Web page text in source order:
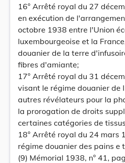
16° Arrêté royal du 27
en exécution de
octobre 1938 entre l'Union
luxembourgeoise et la
douanier de la terre
fibres d'amiante;
17° Arrêté royal du 31
visant le régime douanier de
autres révélateurs pour la
la prorogation de droits
certaines catégories de
18° Arrêté royal du 24 mars
régime douanier des pains e
(9) Mémorial 1938, n° 41,